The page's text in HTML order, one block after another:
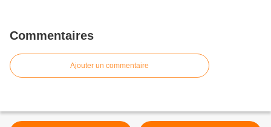
Commentaires
Ajouter un commentaire